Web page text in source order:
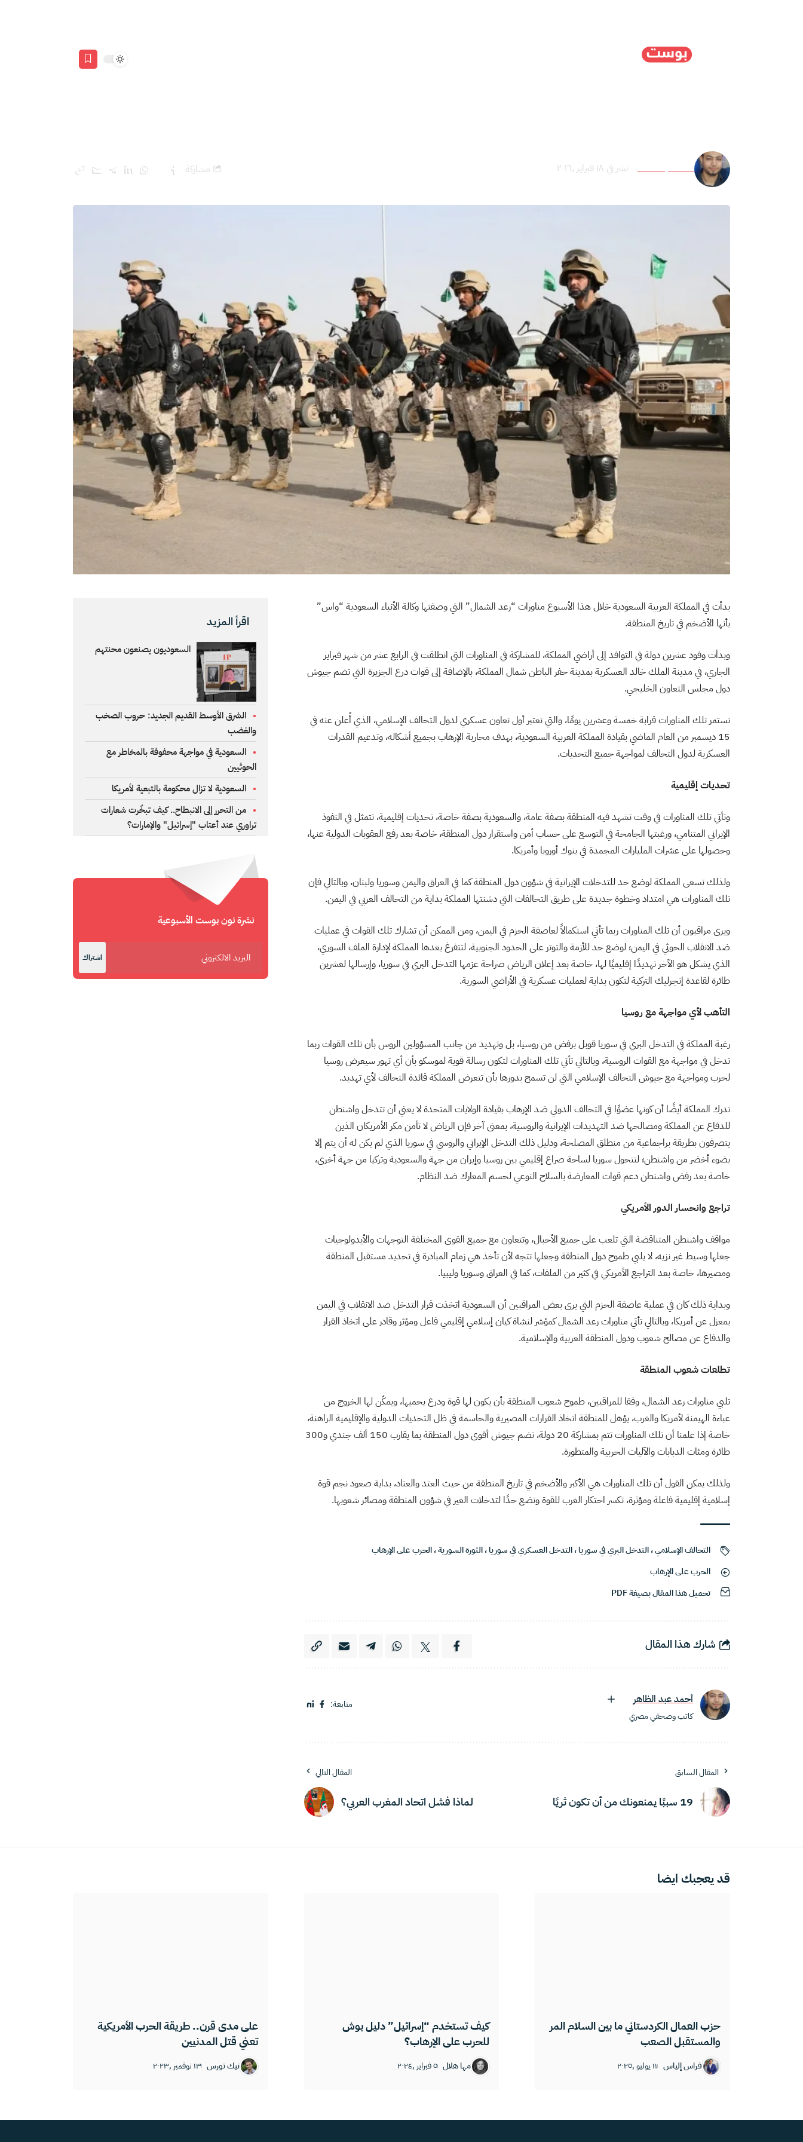
أحمد عبد الظاهر نشر في ١٨ فبراير ,٢٠١٦ مشاركة
بدأت في المملكة العربية السعودية خلال هذا الأسبوع مناورات “رعد الشمال” التي وصفتها وكالة الأنباء السعودية “واس”
بأنها الأضخم في تاريخ المنطقة.
وبدأت وفود عشرين دولة في التوافد إلى أراضي المملكة، للمشاركة في المناورات التي انطلقت في الرابع عشر من شهر فبراير
الجاري، في مدينة الملك خالد العسكرية بمدينة حفر الباطن شمال المملكة، بالإضافة إلى قوات درع الجزيرة التي تضم جيوش
دول مجلس التعاون الخليجي.
تستمر تلك المناورات قرابة خمسة وعشرين يومًا، والتي تعتبر أول تعاون عسكري لدول التحالف الإسلامي، الذي أُعلن عنه في
15 ديسمبر من العام الماضي بقيادة المملكة العربية السعودية، بهدف محاربة الإرهاب بجميع أشكاله، وتدعيم القدرات
العسكرية لدول التحالف لمواجهة جميع التحديات.
تحديات إقليمية
وتأتي تلك المناورات في وقت تشهد فيه المنطقة بصفة عامة، والسعودية بصفة خاصة، تحديات إقليمية، تتمثل في النفوذ
الإيراني المتنامي، ورغبتها الجامحة في التوسع على حساب أمن واستقرار دول المنطقة، خاصة بعد رفع العقوبات الدولية عنها،
وحصولها على عشرات المليارات المجمدة في بنوك أوروبا وأمريكا.
ولذلك تسعى المملكة لوضع حد للتدخلات الإيرانية في شؤون دول المنطقة كما في العراق واليمن وسوريا ولبنان، وبالتالي فإن
تلك المناورات هي امتداد وخطوة جديدة على طريق التحالفات التي دشنتها المملكة بداية من التحالف العربي في اليمن.
ويرى مراقبون أن تلك المناورات ربما تأتي استكمالاً لعاصفة الحزم في اليمن، ومن الممكن أن تشارك تلك القوات في عمليات
ضد الانقلاب الحوثي في اليمن؛ لوضع حد للأزمة والتوتر على الحدود الجنوبية، لتتفرغ بعدها المملكة لإدارة الملف السوري،
الذي يشكل هو الآخر تهديدًا إقليميًا لها، خاصة بعد إعلان الرياض صراحة عزمها التدخل البري في سوريا، وإرسالها لعشرين
طائرة لقاعدة إنجرليك التركية لتكون بداية لعمليات عسكرية في الأراضي السورية.
التأهب لأي مواجهة مع روسيا
رغبة المملكة في التدخل البري في سوريا قوبل برفض من روسيا، بل وتهديد من جانب المسؤولين الروس بأن تلك القوات ربما
تدخل في مواجهة مع القوات الروسية، وبالتالي تأتي تلك المناورات لتكون رسالة قوية لموسكو بأن أي تهور سيعرض روسيا
لحرب ومواجهة مع جيوش التحالف الإسلامي التي لن تسمح بدورها بأن تتعرض المملكة قائدة التحالف لأي تهديد.
تدرك المملكة أيضًا أن كونها عضوًا في التحالف الدولي ضد الإرهاب بقيادة الولايات المتحدة لا يعني أن تتدخل واشنطن
للدفاع عن المملكة ومصالحها ضد التهديدات الإيرانية والروسية، بمعنى آخر فإن الرياض لا تأمن مكر الأمريكان الذين
يتصرفون بطريقة براجماعية من منطلق المصلحة، ودليل ذلك التدخل الإيراني والروسي في سوريا الذي لم يكن له أن يتم إلا
بضوء أخضر من واشنطن؛ لتتحول سوريا لساحة صراع إقليمي بين روسيا وإيران من جهة والسعودية وتركيا من جهة أخرى،
خاصة بعد رفض واشنطن دعم قوات المعارضة بالسلاح النوعي لحسم المعارك ضد النظام.
تراجع وانحسار الدور الأمريكي
مواقف واشنطن المتناقضة التي تلعب على جميع الأحبال، وتتعاون مع جميع القوى المختلفة التوجهات والأيدولوجيات
جعلها وسيط غير نزيه، لا يلبي طموح دول المنطقة وجعلها تتجه لأن تأخذ هي زمام المبادرة في تحديد مستقبل المنطقة
ومصيرها، خاصة بعد التراجع الأمريكي في كثير من الملفات، كما في العراق وسوريا وليبيا.
وبداية ذلك كان في عملية عاصفة الحزم التي يرى بعض المراقبين أن السعودية اتخذت قرار التدخل ضد الانقلاب في اليمن
بمعزل عن أمريكا، وبالتالي تأتي مناورات رعد الشمال كمؤشر لنشاة كيان إسلامي إقليمي فاعل ومؤثر وقادر على اتخاذ القرار
والدفاع عن مصالح شعوب ودول المنطقة العربية والإسلامية.
تطلعات شعوب المنطقة
تلبي مناورات رعد الشمال، وفقا للمراقبين، طموح شعوب المنطقة بأن يكون لها قوة ودرع يحميها، ويمكّن لها الخروج من
عباءة الهيمنة لأمريكا والغرب، يؤهل للمنطقة اتخاذ القرارات المصيرية والحاسمة في ظل التحديات الدولية والإقليمية الراهنة،
خاصة إذا علمنا أن تلك المناورات تتم بمشاركة 20 دولة، تضم جيوش أقوى دول المنطقة بما يقارب 150 ألف جندي و300
طائرة ومئات الدبابات والآليات الحربية والمتطورة.
ولذلك يمكن القول أن تلك المناورات هي الأكبر والأضخم في تاريخ المنطقة من حيث العتد والعتاد، بداية صعود نجم قوة
إسلامية إقليمية فاعلة ومؤثرة، تكسر احتكار الغرب للقوة وتضع حدًا لتدخلات الغير في شؤون المنطقة ومصائر شعوبها.
التحالف الإسلامي،التدخل البري في سوريا،التدخل العسكري في سوريا،الثورة السورية،الحرب على الإرهاب
الحرب على الإرهاب
تحميل هذا المقال بصيغة PDF
شارك هذا المقال
أحمد عبد الظاهر
كاتب وصحفي مصري
متابعة:
المقال السابق
19 سببًا يمنعونك من أن تكون ثريًا
المقال التالي
لماذا فشل اتحاد المغرب العربي؟
اقرأ المزيد
السعوديون يصنعون محنتهم
الشرق الأوسط القديم الجديد: حروب الصخب
والغضب
السعودية في مواجهة محفوفة بالمخاطر مع
الحوثيين
السعودية لا تزال محكومة بالتبعية لأمريكا
من التحرر إلى الانبطاح.. كيف تبخّرت شعارات
تراوري عند أعتاب "إسرائيل" والإمارات؟
نشرة نون بوست الأسبوعية
اشتراك
قد يعجبك ايضا
حزب العمال الكردستاني ما بين السلام المر
والمستقبل الصعب
فراس إلياس ١١ يوليو ,٢٠٢٥
كيف تستخدم “إسرائيل” دليل بوش
للحرب على الإرهاب؟
مها هلال ٥ فبراير ,٢٠٢٤
على مدى قرن.. طريقة الحرب الأمريكية
تعني قتل المدنيين
نيك تورس ١٣ نوفمبر ,٢٠٢٣